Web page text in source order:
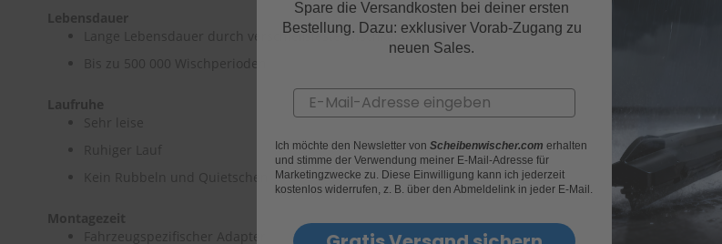
Lebensdauer
Lange Lebensdauer durch verschleißfeste Wischkante
Bis zu 500 000 Wischperioden
Laufruhe
Sehr leise
Ruhiger Lauf
Kein Rubbeln und Quietschen
Montagezeit
Fahrzeugspezifischer Adapter
Spare die Versandkosten bei deiner ersten
Bestellung. Dazu: exklusiver Vorab-Zugang zu
neuen Sales.
Email
Ich möchte den Newsletter von Scheibenwischer.com erhalten
und stimme der Verwendung meiner E-Mail-Adresse für
Marketingzwecke zu. Diese Einwilligung kann ich jederzeit
kostenlos widerrufen, z. B. über den Abmeldelink in jeder E-Mail.